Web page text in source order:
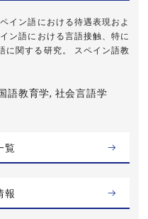
イン語における待遇表現およ
ン語における言語接触、特に
に関する研究。 スペイン語教
語教育学, 社会言語学
覧
報